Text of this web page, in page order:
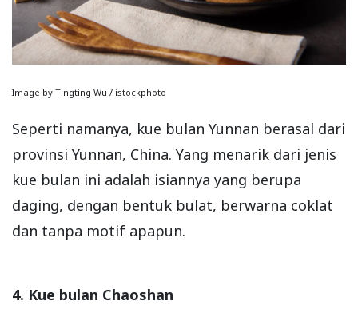
Image by Tingting Wu / istockphoto
Seperti namanya, kue bulan Yunnan berasal dari
provinsi Yunnan, China. Yang menarik dari jenis
kue bulan ini adalah isiannya yang berupa
daging, dengan bentuk bulat, berwarna coklat
dan tanpa motif apapun.
4. Kue bulan Chaoshan